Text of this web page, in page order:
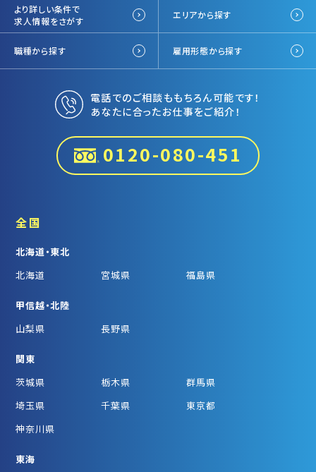
より詳しい条件で
求人情報をさがす
エリアから探す
職種から探す 雇用形態から探す
電話でのご相談ももちろん可能です！
あなたに合ったお仕事をご紹介！
0120-080-451
全国
北海道・東北
北海道
宮城県 福島県
甲信越・北陸
山梨県
長野県
関東
茨城県
栃木県
群馬県
埼玉県
千葉県
東京都
神奈川県
東海